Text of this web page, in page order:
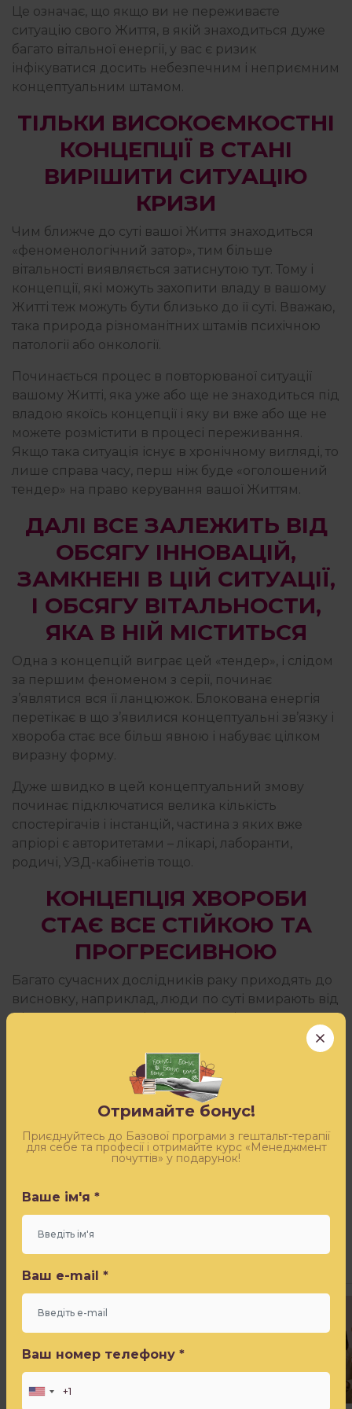
Це означає, що якщо ви не переживаєте
ситуацію свого Життя, в якій знаходиться дуже
багато вітальної енергії, у вас є ризик
інфікуватися досить небезпечним і неприємним
концептуальним штамом.
ТІЛЬКИ ВИСОКОЄМКОСТНІ
КОНЦЕПЦІЇ В СТАНІ
ВИРІШИТИ СИТУАЦІЮ
КРИЗИ
Чим ближче до суті вашої Життя знаходиться
«феноменологічний затор», тим більше
вітальності виявляється затиснутою тут. Тому і
концепції, які можуть захопити владу в вашому
Житті теж можуть бути близько до її суті. Вважаю,
така природа різноманітних штамів психічною
патології або онкології.
Починається процес в повторюваної ситуації
вашому Житті, яка уже або ще не знаходиться під
владою якоїсь концепції і яку ви вже або ще не
можете розмістити в процесі переживання.
Якщо така ситуація існує в хронічному вигляді, то
лише справа часу, перш ніж буде «оголошений
тендер» на право керування вашої Життям.
ДАЛІ ВСЕ ЗАЛЕЖИТЬ ВІД
ОБСЯГУ ІННОВАЦІЙ,
ЗАМКНЕНІ В ЦІЙ СИТУАЦІЇ,
І ОБСЯГУ ВІТАЛЬНОСТИ,
ЯКА В НІЙ МІСТИТЬСЯ
Одна з концепцій виграє цей «тендер», і слідом
за першим феноменом з серії, починає
з’являтися вся її ланцюжок. Блокована енергія
перетікає в що з’явилися концептуальні зв’язку і
хвороба стає все більш явною і набуває цілком
виразну форму.
Дуже швидко в цей концептуальний змову
починає підключатися велика кількість
спостерігачів і інстанцій, частина з яких вже
апріорі є авторитетами – лікарі, лаборанти,
родичі, УЗД-кабінетів тощо.
КОНЦЕПЦІЯ ХВОРОБИ
СТАЄ ВСЕ СТІЙКОЮ ТА
ПРОГРЕСИВНОЮ
Багато сучасних дослідників раку приходять до
висновку, наприклад, люди по суті вмирають від
діагностики раку. Після того, як діагноз
поставлений, всі концептуальні сили кидаються
на те, щоб стабілізувати концепцію.
Будь-яка концепція хвороби, якщо тільки цей
штам не перебуває у стадії формування,
протокол, а також прогноз розвитку і одужання.
цілком закономірно виліковуються.
Спеціальна пропозиція саме для
вас!
Залиште заявку — і отримаєте безкоштовний доступ
до ефіру «Синдром самозванця» від Ігоря Погодіна
Ваш e-mail *
Ваш номер телефону *
Отримайте бонус!
Приєднуйтесь до Базової програми з гештальт-терапії
для себе та професії і отримайте курс «Менеджмент
почуттів» у подарунок!
Ваше ім'я *
Ваш e-mail *
Ваш номер телефону *